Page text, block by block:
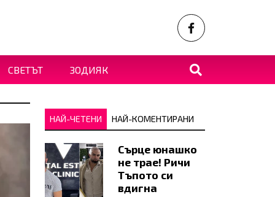
СВЕТЪТ ЗОДИЯК
НАЙ-ЧЕТЕНИ НАЙ-КОМЕНТИРАНИ
Сърце юнашко
не трае! Ричи
Тъпото си
вдигна